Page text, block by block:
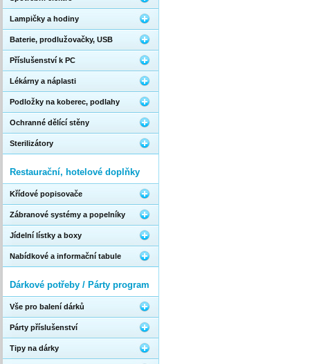
Lampičky a hodiny
Baterie, prodlužovačky, USB
Příslušenství k PC
Lékárny a náplasti
Podložky na koberec, podlahy
Ochranné dělící stěny
Sterilizátory
Restaurační, hotelové doplňky
Křídové popisovače
Zábranové systémy a popelníky
Jídelní lístky a boxy
Nabídkové a informační tabule
Dárkové potřeby / Párty program
Vše pro balení dárků
Párty příslušenství
Tipy na dárky